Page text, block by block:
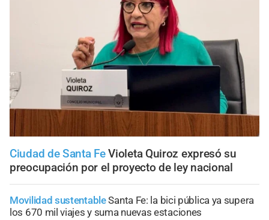
Ciudad de Santa Fe Violeta Quiroz expresó su
preocupación por el proyecto de ley nacional
Movilidad sustentableSanta Fe: la bici pública ya supera
los 670 mil viajes y suma nuevas estaciones